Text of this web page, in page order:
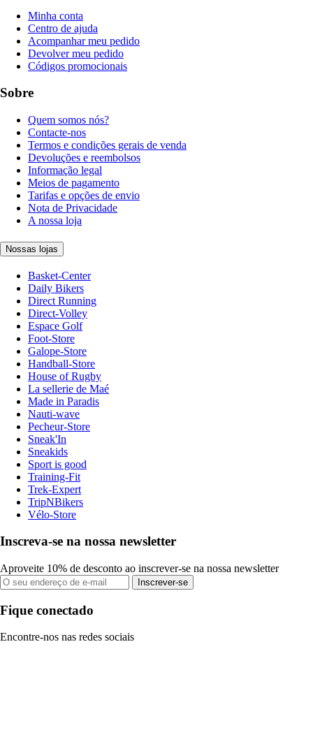
Minha conta
Centro de ajuda
Acompanhar meu pedido
Devolver meu pedido
Códigos promocionais
Sobre
Quem somos nós?
Contacte-nos
Termos e condições gerais de venda
Devoluções e reembolsos
Informação legal
Meios de pagamento
Tarifas e opções de envio
Nota de Privacidade
A nossa loja
Nossas lojas
Basket-Center
Daily Bikers
Direct Running
Direct-Volley
Espace Golf
Foot-Store
Galope-Store
Handball-Store
House of Rugby
La sellerie de Maé
Made in Paradis
Nauti-wave
Pecheur-Store
Sneak'In
Sneakids
Sport is good
Training-Fit
Trek-Expert
TripNBikers
Vélo-Store
Inscreva-se na nossa newsletter
Aproveite 10% de desconto ao inscrever-se na nossa newsletter
Inscrever-se
Fique conectado
Encontre-nos nas redes sociais